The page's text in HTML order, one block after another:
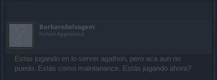
BarbaroSelvagem
Forum Apprentice
Estas jugando en lo server agathon, pero aca aun no
puedo. Estás como maintanance. Estás jugando ahora?